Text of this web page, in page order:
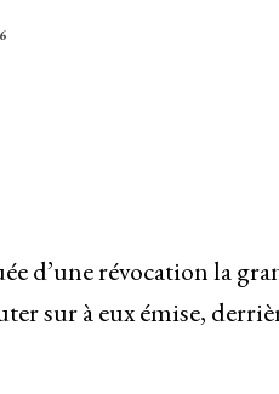
d’une révocation la
sur à eux émise,